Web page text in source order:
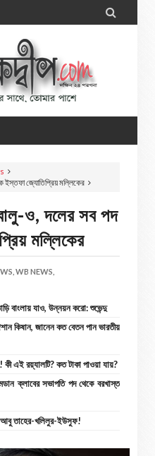

ইস্তফা জ্যোতিপ্রিয় মল্লিকের
ও, দলের সব পদ
মল্লিকের
WB NEWS,
বাংলায় যাও, উন্নয়ন করো: শুভেন্দু
কিষান, জানেন কত বেতন পান ভারতীয়
কী এই রয়্যালটি? কত টাকা পাওয়া যায়?
ক্লাবের সভাপতি পদ থেকে বরখাস্ত
আবু তাহের-খলিলুর-ইউসুফ!